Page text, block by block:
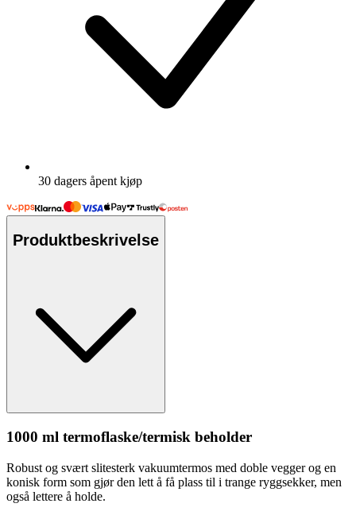
30 dagers åpent kjøp
Produktbeskrivelse
1000 ml termoflaske/termisk beholder
Robust og svært slitesterk vakuumtermos med doble vegger og en
konisk form som gjør den lett å få plass til i trange ryggsekker, men
også lettere å holde.